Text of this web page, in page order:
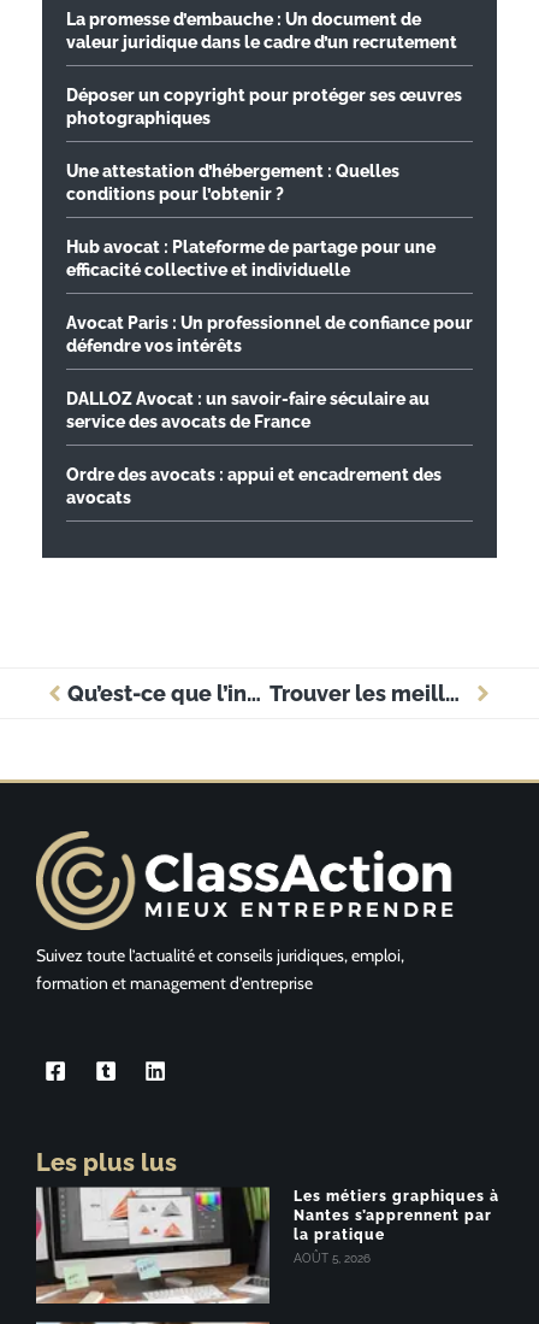
La promesse d’embauche : Un document de
valeur juridique dans le cadre d’un recrutement
Déposer un copyright pour protéger ses œuvres
photographiques
Une attestation d’hébergement : Quelles
conditions pour l’obtenir ?
Hub avocat : Plateforme de partage pour une
efficacité collective et individuelle
Avocat Paris : Un professionnel de confiance pour
défendre vos intérêts
DALLOZ Avocat : un savoir-faire séculaire au
service des avocats de France
Ordre des avocats : appui et encadrement des
avocats
Qu’est-ce que l’infraction de mise en danger de la vie d autrui ? Trouver les meilleurs endroits pour un séminaire à Paris avec Aléou
Suivez toute l’actualité et conseils juridiques, emploi,
formation et management d’entreprise
Les plus lus
Les métiers graphiques à
Nantes s’apprennent par
la pratique
AOÛT 5, 2026